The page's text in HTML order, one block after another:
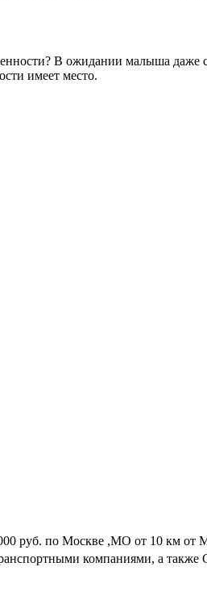
В ожидании малыша даже
имеет место.
руб. по Москве ,МО от 10 км от
компаниями, а